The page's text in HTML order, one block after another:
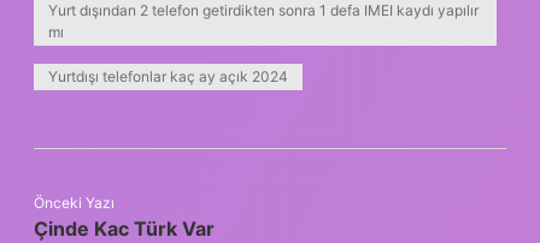
Yurt dışından 2 telefon getirdikten sonra 1 defa IMEI kaydı yapılır
mı
Yurtdışı telefonlar kaç ay açık 2024
Önceki Yazı
Çinde Kac Türk Var